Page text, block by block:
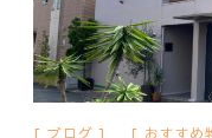
ブログ おすすめ